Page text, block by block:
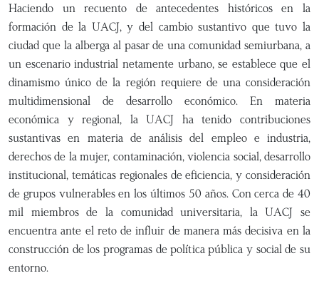
Haciendo un recuento de antecedentes históricos en la
formación de la UACJ, y del cambio sustantivo que tuvo la
ciudad que la alberga al pasar de una comunidad semiurbana, a
un escenario industrial netamente urbano, se establece que el
dinamismo único de la región requiere de una consideración
multidimensional de desarrollo económico. En materia
económica y regional, la UACJ ha tenido contribuciones
sustantivas en materia de análisis del empleo e industria,
derechos de la mujer, contaminación, violencia social, desarrollo
institucional, temáticas regionales de eficiencia, y consideración
de grupos vulnerables en los últimos 50 años. Con cerca de 40
mil miembros de la comunidad universitaria, la UACJ se
encuentra ante el reto de influir de manera más decisiva en la
construcción de los programas de política pública y social de su
entorno.